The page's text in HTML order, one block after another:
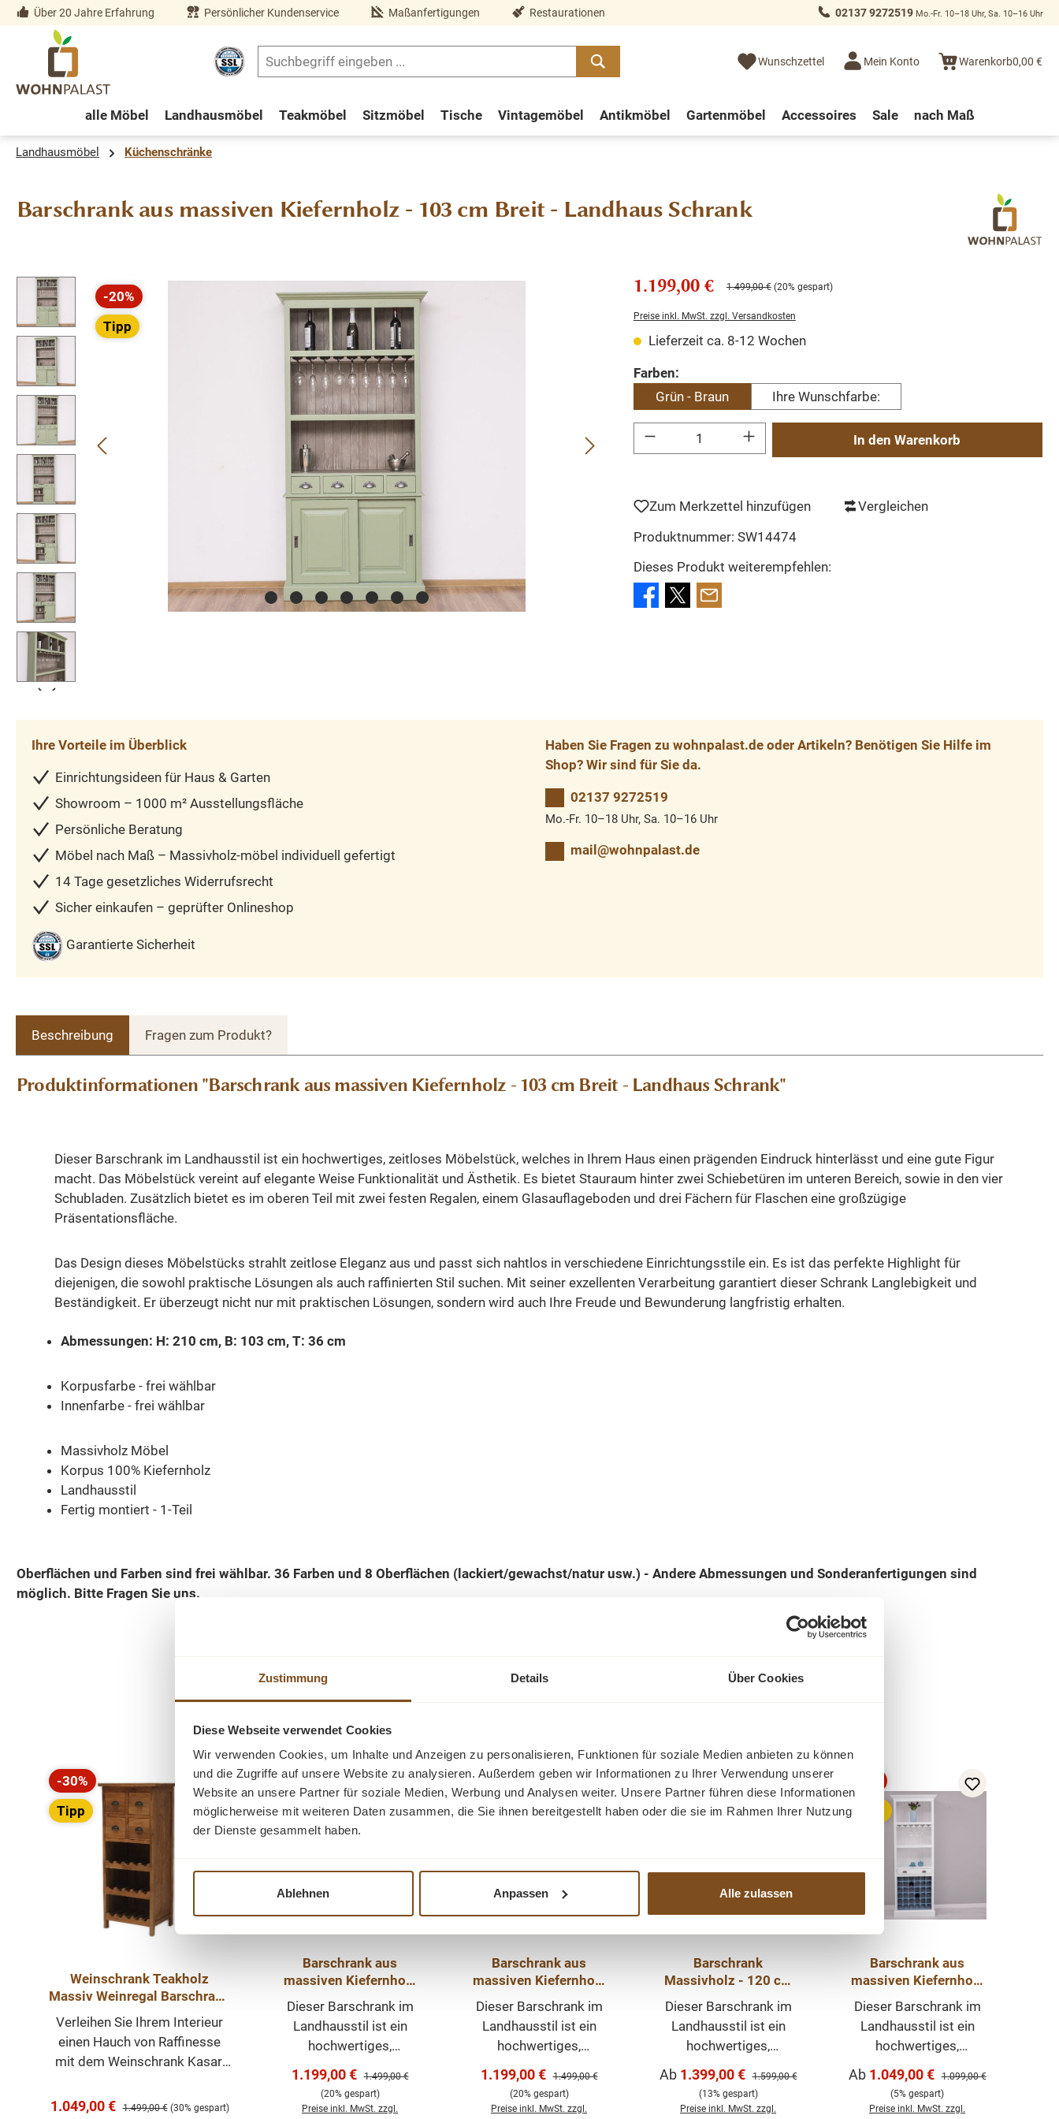
Zustimmung Details Über Cookies
Diese Webseite verwendet Cookies
Wir verwenden Cookies, um Inhalte und Anzeigen zu personalisieren, Funktionen für soziale Medien anbieten zu können
und die Zugriffe auf unsere Website zu analysieren. Außerdem geben wir Informationen zu Ihrer Verwendung unserer
Website an unsere Partner für soziale Medien, Werbung und Analysen weiter. Unsere Partner führen diese Informationen
möglicherweise mit weiteren Daten zusammen, die Sie ihnen bereitgestellt haben oder die sie im Rahmen Ihrer Nutzung
der Dienste gesammelt haben.
Ablehnen Anpassen Alle zulassen
Zur Hauptnavigation springen
Über 20 Jahre Erfahrung Persönlicher Kundenservice Maßanfertigungen Restaurationen 02137 9272519 Mo.-Fr. 10–18 Uhr, Sa. 10–16 Uhr
Wunschzettel Mein Konto Warenkorb0,00 €
alle Möbel Landhausmöbel Teakmöbel Sitzmöbel Tische Vintagemöbel Antikmöbel Gartenmöbel Accessoires Sale nach Maß
Landhausmöbel Küchenschränke
Barschrank aus massiven Kiefernholz - 103 cm Breit - Landhaus Schrank
Bildergalerie überspringen
-20%
Rabatt
Tipp
1.199,00 € 1.499,00 € (20% gespart)
Preise inkl. MwSt. zzgl. Versandkosten
Lieferzeit ca. 8-12 Wochen
Farben:auswählen
Grün - Braun
Ihre Wunschfarbe:
Produkt Anzahl: Gib den gewünschten Wert ein oder benutze die Schaltflächen um die Anzahl zu
In den Warenkorb
Zum Merkzettel hinzufügen
Vergleichen
Produktnummer: SW14474
Dieses Produkt weiterempfehlen:
Ihre Vorteile im Überblick
Einrichtungsideen für Haus & Garten
Showroom – 1000 m² Ausstellungsfläche
Persönliche Beratung
Möbel nach Maß – Massivholz-möbel individuell gefertigt
14 Tage gesetzliches Widerrufsrecht
Sicher einkaufen – geprüfter Onlineshop
Garantierte Sicherheit
Haben Sie Fragen zu wohnpalast.de oder Artikeln? Benötigen Sie Hilfe im
Shop? Wir sind für Sie da.
02137 9272519
Mo.-Fr. 10–18 Uhr, Sa. 10–16 Uhr
mail@wohnpalast.de
Beschreibung Fragen zum Produkt?
Produktinformationen "Barschrank aus massiven Kiefernholz - 103 cm Breit - Landhaus Schrank"
Dieser Barschrank im Landhausstil ist ein hochwertiges, zeitloses Möbelstück, welches in Ihrem Haus einen prägenden Eindruck hinterlässt und eine gute Figur
macht. Das Möbelstück vereint auf elegante Weise Funktionalität und Ästhetik. Es bietet Stauraum hinter zwei Schiebetüren im unteren Bereich, sowie in den vier
Schubladen. Zusätzlich bietet es im oberen Teil mit zwei festen Regalen, einem Glasauflageboden und drei Fächern für Flaschen eine großzügige
Präsentationsfläche.
Das Design dieses Möbelstücks strahlt zeitlose Eleganz aus und passt sich nahtlos in verschiedene Einrichtungsstile ein. Es ist das perfekte Highlight für
diejenigen, die sowohl praktische Lösungen als auch raffinierten Stil suchen. Mit seiner exzellenten Verarbeitung garantiert dieser Schrank Langlebigkeit und
Beständigkeit. Er überzeugt nicht nur mit praktischen Lösungen, sondern wird auch Ihre Freude und Bewunderung langfristig erhalten.
Abmessungen: H: 210 cm, B: 103 cm, T: 36 cm
Korpusfarbe - frei wählbar
Innenfarbe - frei wählbar
Massivholz Möbel
Korpus 100% Kiefernholz
Landhausstil
Fertig montiert - 1-Teil
Oberflächen und Farben sind frei wählbar. 36 Farben und 8 Oberflächen (lackiert/gewachst/natur usw.) - Andere Abmessungen und Sonderanfertigungen sind
möglich. Bitte Fragen Sie uns.
Produktgalerie überspringen
Rabatt
-30%
Tipp
Weinschrank Teakholz
Massiv Weinregal Barschrank
Schrank Regal Wein
Verleihen Sie Ihrem Interieur
einen Hauch von Raffinesse
mit dem Weinschrank Kasar,
Handwerkskunst und Eleganz.
Verkaufspreis:
1.049,00 € Regulärer Preis:
1.499,00 € (30% gespart)
Rabatt
-20%
Tipp
Barschrank aus
massiven Kiefernholz
- 103 cm Breit -
Landhaus Schrank
Dieser Barschrank im
Landhausstil ist ein
hochwertiges,
welches in Ihrem Haus
einen prägenden
Verkaufspreis:
1.199,00 € Regulärer Preis:
1.499,00 €
(20% gespart)
Preise inkl. MwSt. zzgl.
Rabatt
-20%
Tipp
Barschrank aus
massiven Kiefernholz
- 103 cm Breit -
Landhaus Schrank
Dieser Barschrank im
Landhausstil ist ein
hochwertiges,
welches in Ihrem Haus
einen prägenden
Verkaufspreis:
1.199,00 € Regulärer Preis:
1.499,00 €
(20% gespart)
Preise inkl. MwSt. zzgl.
Rabatt
-13%
Tipp
Barschrank
Massivholz - 120 cm
Breit - Landhaus
Schrank
Dieser Barschrank im
Landhausstil ist ein
hochwertiges,
zeitloses Möbelstück,
welches in Ihrem Haus
einen prägenden
Verkaufspreis:
Ab 1.399,00 € Regulärer Preis:
1.599,00 €
(13% gespart)
Preise inkl. MwSt. zzgl.
Rabatt
Barschrank aus
massiven Kiefernholz
- 78 cm Breit -
Landhaus Schrank
Dieser Barschrank im
Landhausstil ist ein
hochwertiges,
zeitloses Möbelstück,
welches in Ihrem Haus
einen prägenden
Verkaufspreis:
Ab 1.049,00 € Regulärer Preis:
1.099,00 €
(5% gespart)
Preise inkl. MwSt. zzgl.